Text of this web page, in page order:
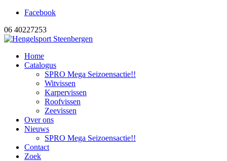
Facebook
06 40227253
Home
Catalogus
SPRO Mega Seizoensactie!!
Witvissen
Karpervissen
Roofvissen
Zeevissen
Over ons
Nieuws
SPRO Mega Seizoensactie!!
Contact
Zoek